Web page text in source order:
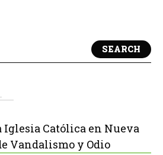
SEARCH
Iglesia Católica en Nueva
Vandalismo y Odio